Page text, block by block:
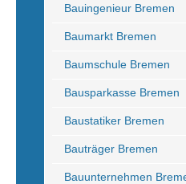
Bauingenieur Bremen
Baumarkt Bremen
Baumschule Bremen
Bausparkasse Bremen
Baustatiker Bremen
Bauträger Bremen
Bauunternehmen